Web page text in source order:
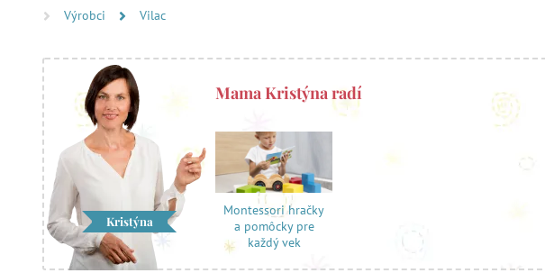
Výrobci
Vilac
Kristýna
Mama Kristýna radí
Montessori hračky
a pomôcky pre
každý vek